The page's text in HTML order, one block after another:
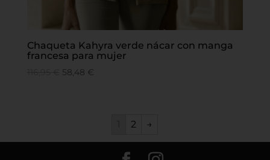
Chaqueta Kahyra verde nácar con manga
francesa para mujer
58,48 €
2 →